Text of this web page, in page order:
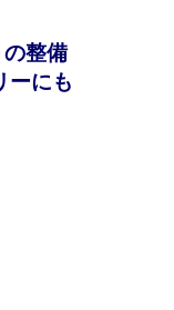
整備
ーにも